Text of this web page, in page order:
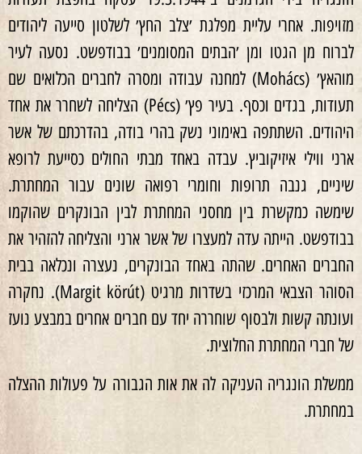
מזויפות. אחרי עליית מפלגת ׳צלב החץ׳ לשלטון סייעה ליהודים
לברוח מן הגטו ומן ׳הבתים המסומנים׳ בבודפשט. נסעה לעיר
מוהאץ׳ (Mohács) למחנה עבודה ומסרה לחברים הכלואים שם
תעודות, בגדים וכסף. בעיר פץ׳ (Pécs) הצליחה לשחרר את אחד
היהודים. השתתפה באימוני נשק בהרי בודה, בהדרכתם של אשר
ארני ווילי איזיקוביץ. עבדה באחד מבתי החולים כסייעת לרופא
שיניים, גנבה תרופות וחומרי רפואה שונים עבור המחתרת.
שימשה כמקשרת בין מחסני המחתרת לבין הבונקרים שהוקמו
בבודפשט. הייתה עדה למעצרו של אשר ארני והצליחה להזהיר את
החברים האחרים. שהתה באחד הבונקרים, נעצרה ונכלאה בבית
הסוהר הצבאי המרכזי בשדרות מרגיט (Margit körút). נחקרה
ועונתה קשות ולבסוף שוחררה יחד עם חברים אחרים במבצע נועז
של חברי המחתרת החלוצית.
ממשלת הונגריה העניקה לה את אות הגבורה על פעולות ההצלה
במחתרת.